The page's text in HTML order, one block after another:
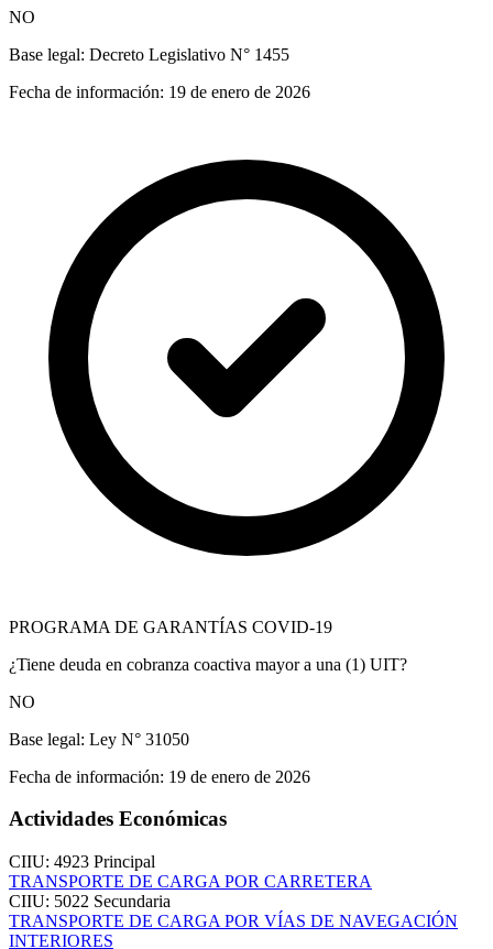
NO
Base legal: Decreto Legislativo N° 1455
Fecha de información: 19 de enero de 2026
PROGRAMA DE GARANTÍAS COVID-19
¿Tiene deuda en cobranza coactiva mayor a una (1) UIT?
NO
Base legal: Ley N° 31050
Fecha de información: 19 de enero de 2026
Actividades Económicas
CIIU: 4923 Principal
TRANSPORTE DE CARGA POR CARRETERA
CIIU: 5022 Secundaria
TRANSPORTE DE CARGA POR VÍAS DE NAVEGACIÓN
INTERIORES